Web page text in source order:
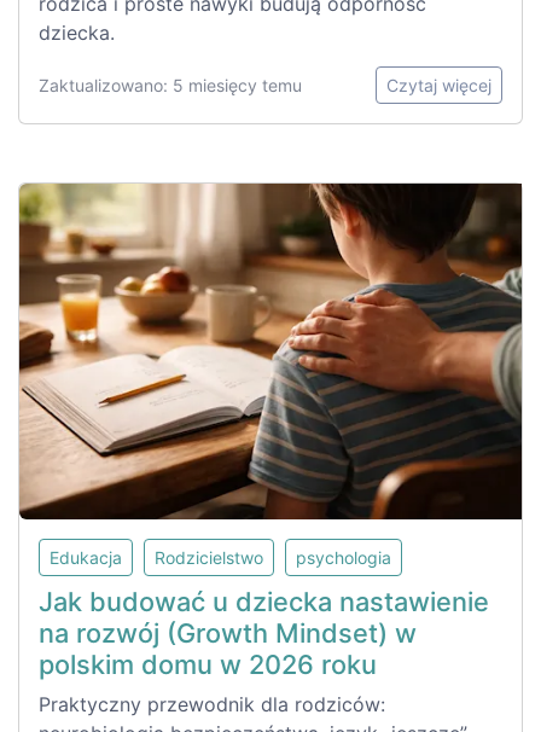
dziecka.
Zaktualizowano: 5 miesięcy temu Czytaj więcej
Edukacja Rodzicielstwo psychologia
Jak budować u dziecka nastawienie
na rozwój (Growth Mindset) w
polskim domu w 2026 roku
Praktyczny przewodnik dla rodziców: